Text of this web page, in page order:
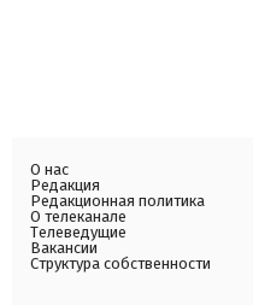
О нас
Редакция
Редакционная политика
О телеканале
Телеведущие
Вакансии
Структура собственности